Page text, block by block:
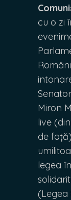
cu o zi
Miron
live
de
legea
(Legea